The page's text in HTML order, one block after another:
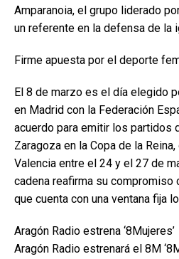
Amparanoia, el grupo liderado
un referente en la defensa de la
Firme apuesta por el deporte
El 8 de marzo es el día elegido
en Madrid con la Federación
acuerdo para emitir los partidos
Zaragoza en la Copa de la
Valencia entre el 24 y el 27 de
cadena reafirma su
que cuenta con una ventana fija
Aragón Radio estrena ‘8Mujeres’
Aragón Radio estrenará el 8M